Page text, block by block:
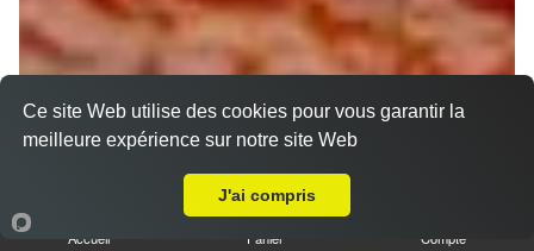
Accueil Panier Compte
Ce site Web utilise des cookies pour vous garantir la
meilleure expérience sur notre site Web
J'ai compris